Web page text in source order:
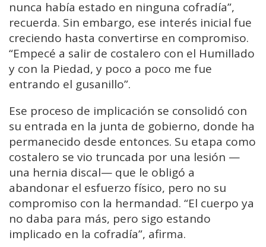
nunca había estado en ninguna cofradía”,
recuerda. Sin embargo, ese interés inicial fue
creciendo hasta convertirse en compromiso.
“Empecé a salir de costalero con el Humillado
y con la Piedad, y poco a poco me fue
entrando el gusanillo”.
Ese proceso de implicación se consolidó con
su entrada en la junta de gobierno, donde ha
permanecido desde entonces. Su etapa como
costalero se vio truncada por una lesión —
una hernia discal— que le obligó a
abandonar el esfuerzo físico, pero no su
compromiso con la hermandad. “El cuerpo ya
no daba para más, pero sigo estando
implicado en la cofradía”, afirma.